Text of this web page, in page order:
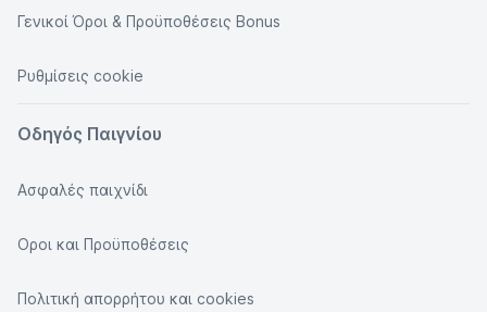
Γενικοί Όροι & Προϋποθέσεις Bonus
Ρυθμίσεις cookie
Οδηγός Παιγνίου
Ασφαλές παιχνίδι
Οροι και Προϋποθέσεις
Πολιτική απορρήτου και cookies